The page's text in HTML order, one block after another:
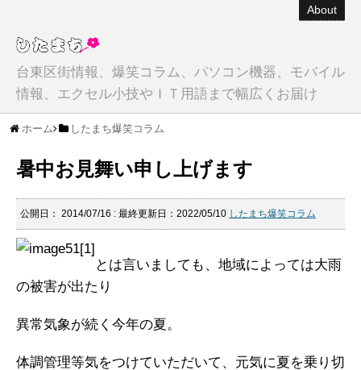
About
台東区街情報、爆笑コラム、パソコン機器、モバイル
情報、エクセル小技やＩＴ用語まで幅広くお届け
ホーム したまち爆笑コラム
暑中お見舞い申し上げます
公開日： 2014/07/16 : 最終更新日：2022/05/10 したまち爆笑コラム
とは言いましても、地域によっては大雨
の被害が出たり
異常気象が続く今年の夏。
体調管理等気をつけていただいて、元気に夏を乗り切